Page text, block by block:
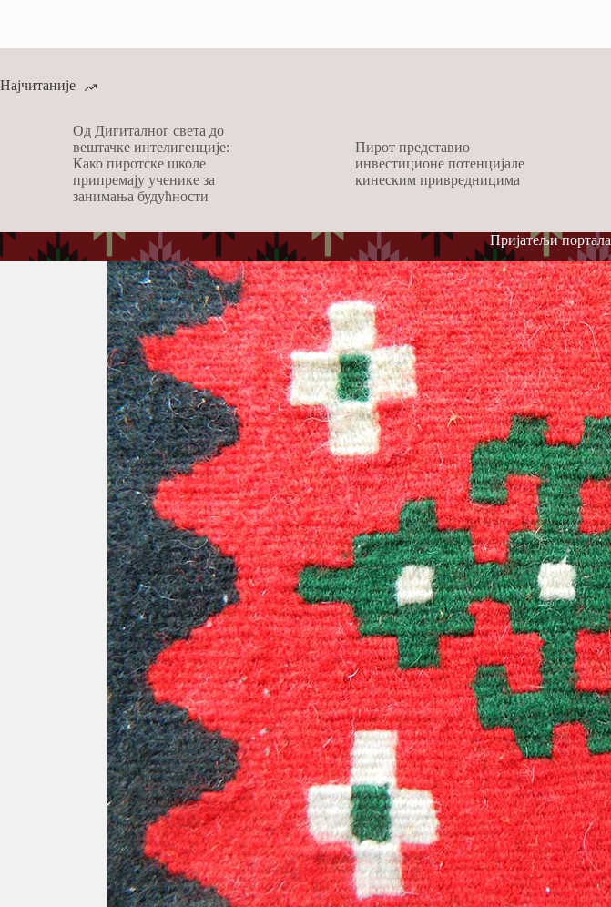
Најчитаније
Од Дигиталног света до
вештачке интелигенције:
Како пиротске школе
припремају ученике за
занимања будућности
Пирот представио
инвестиционе потенцијале
кинеским привредницима
Пријатељи портала